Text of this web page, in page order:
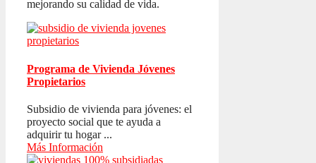
mejorando su calidad de vida.
Programa de Vivienda Jóvenes
Propietarios
Subsidio de vivienda para jóvenes: el
proyecto social que te ayuda a
adquirir tu hogar ...
Más Información